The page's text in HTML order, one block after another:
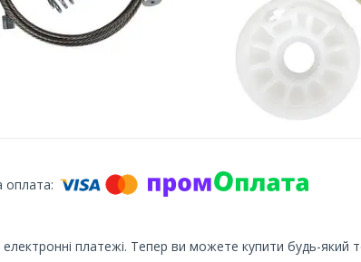
електронні платежі. Тепер ви можете купити будь-який